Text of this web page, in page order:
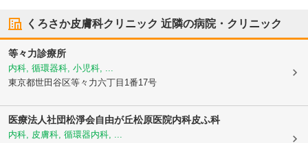
くろさか皮膚科クリニック 近隣の病院・クリニック
等々力診療所
内科, 循環器科, 小児科, ...
東京都世田谷区等々力六丁目1番17号
医療法人社団松淨会自由が丘松原医院内科皮ふ科
内科, 皮膚科, 循環器内科, ...